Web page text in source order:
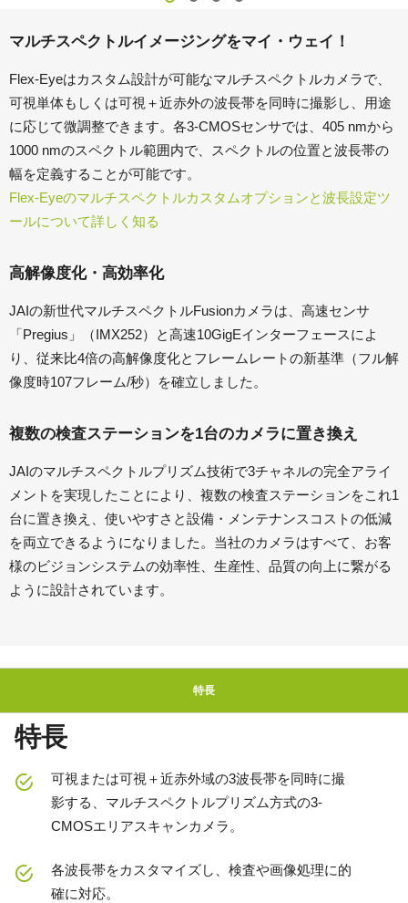
マルチスペクトルイメージングをマイ・ウェイ！
Flex-Eyeはカスタム設計が可能なマルチスペクトルカメラで、
可視単体もしくは可視＋近赤外の波長帯を同時に撮影し、用途
に応じて微調整できます。各3-CMOSセンサでは、405 nmから
1000 nmのスペクトル範囲内で、スペクトルの位置と波長帯の
幅を定義することが可能です。
Flex-Eyeのマルチスペクトルカスタムオプションと波長設定ツ
ールについて詳しく知る
高解像度化・高効率化
JAIの新世代マルチスペクトルFusionカメラは、高速センサ
「Pregius」（IMX252）と高速10GigEインターフェースによ
り、従来比4倍の高解像度化とフレームレートの新基準（フル解
像度時107フレーム/秒）を確立しました。
複数の検査ステーションを1台のカメラに置き換え
JAIのマルチスペクトルプリズム技術で3チャネルの完全アライ
メントを実現したことにより、複数の検査ステーションをこれ1
台に置き換え、使いやすさと設備・メンテナンスコストの低減
を両立できるようになりました。当社のカメラはすべて、お客
様のビジョンシステムの効率性、生産性、品質の向上に繋がる
ように設計されています。
特長
特長
可視または可視＋近赤外域の3波長帯を同時に撮
影する、マルチスペクトルプリズム方式の3-
CMOSエリアスキャンカメラ。
各波長帯をカスタマイズし、検査や画像処理に的
確に対応。